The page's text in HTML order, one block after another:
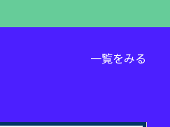
一覧をみる